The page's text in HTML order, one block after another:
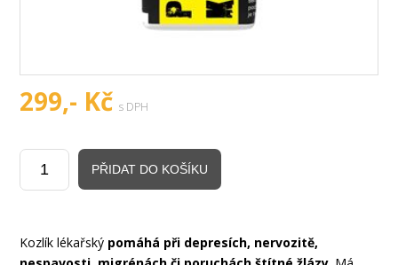
299,- Kčs DPH
Kozlík lékařský pomáhá při depresích, nervozitě,